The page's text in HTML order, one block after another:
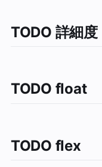
TODO 詳細度
TODO float
TODO flex